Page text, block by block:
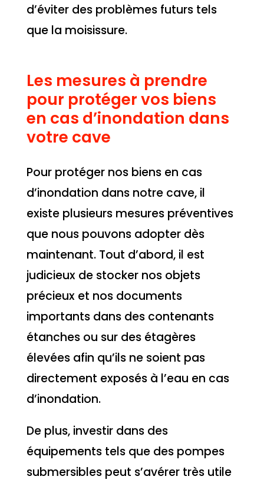
d’éviter des problèmes futurs tels
que la moisissure.
Les mesures à prendre
pour protéger vos biens
en cas d’inondation dans
votre cave
Pour protéger nos biens en cas
d’inondation dans notre cave, il
existe plusieurs mesures préventives
que nous pouvons adopter dès
maintenant. Tout d’abord, il est
judicieux de stocker nos objets
précieux et nos documents
importants dans des contenants
étanches ou sur des étagères
élevées afin qu’ils ne soient pas
directement exposés à l’eau en cas
d’inondation.
De plus, investir dans des
équipements tels que des pompes
submersibles peut s’avérer très utile